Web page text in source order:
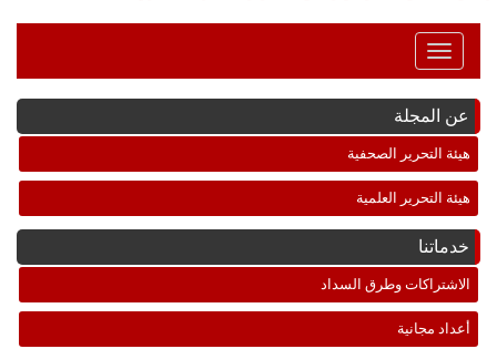
Toggle
Navigation
عن المجلة
هيئة التحرير الصحفية
هيئة التحرير العلمية
خدماتنا
الاشتراكات وطرق السداد
أعداد مجانية